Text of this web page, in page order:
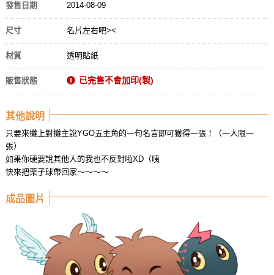
發售日期 2014-08-09
尺寸 名片左右吧><
材質 透明貼紙
販售狀態 已完售不會加印(製)
其他說明
只要來攤上對攤主說YGO五主角的一句名言即可獲得一張！（一人限一
張）
如果你硬要說其他人的我也不反對啦XD（咦
快來把栗子球帶回家～～～～
成品圖片